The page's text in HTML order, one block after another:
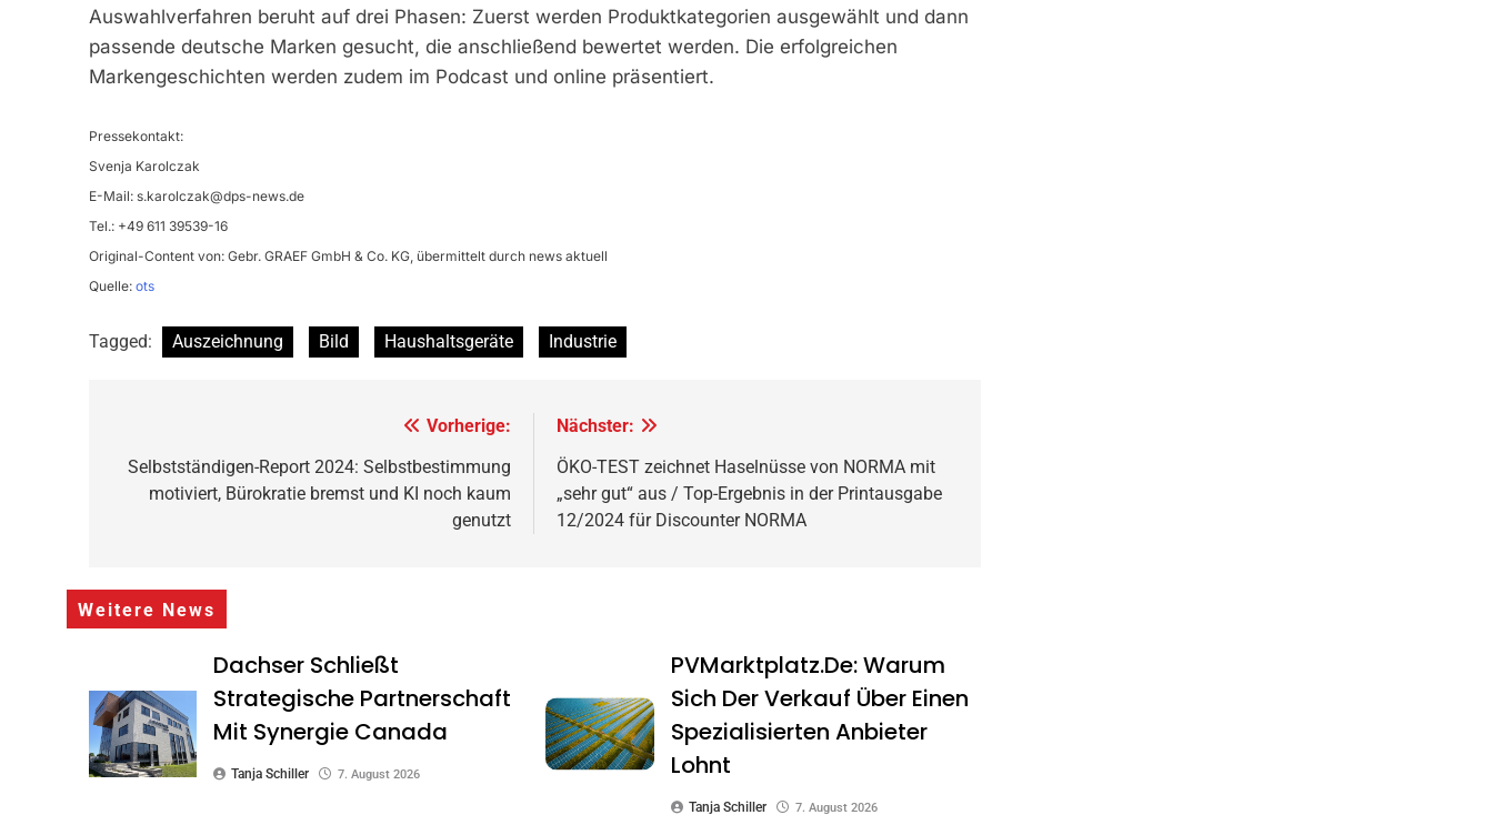
Auswahlverfahren beruht auf drei Phasen: Zuerst werden Produktkategorien ausgewählt und dann
passende deutsche Marken gesucht, die anschließend bewertet werden. Die erfolgreichen
Markengeschichten werden zudem im Podcast und online präsentiert.
Pressekontakt:
Svenja Karolczak
E-Mail: s.karolczak@dps-news.de
Tel.: +49 611 39539-16
Original-Content von: Gebr. GRAEF GmbH & Co. KG, übermittelt durch news aktuell
Quelle: ots
Tagged: Auszeichnung Bild Haushaltsgeräte Industrie
Vorherige:
Selbstständigen-Report 2024: Selbstbestimmung
motiviert, Bürokratie bremst und KI noch kaum
genutzt
Nächster:
ÖKO-TEST zeichnet Haselnüsse von NORMA mit
„sehr gut“ aus / Top-Ergebnis in der Printausgabe
12/2024 für Discounter NORMA
Weitere News
Dachser Schließt
Strategische Partnerschaft
Mit Synergie Canada
Tanja Schiller 7. August 2026
PVMarktplatz.de: Warum
Sich Der Verkauf Über Einen
Spezialisierten Anbieter
Lohnt
Tanja Schiller 7. August 2026